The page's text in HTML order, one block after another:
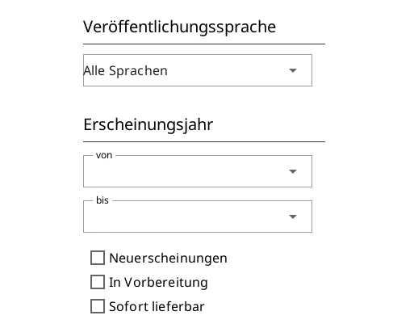
Veröffentlichungssprache
Alle Sprachen arrow_drop_down
Erscheinungsjahr
arrow_drop_down
von
arrow_drop_down
bis
check_box_outline_blank Neuerscheinungen
check_box_outline_blank In Vorbereitung
check_box_outline_blank Sofort lieferbar